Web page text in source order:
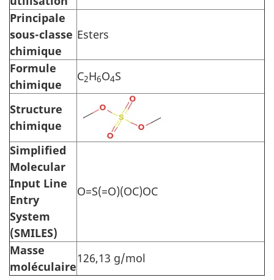
Principale
sous-classe
chimique
Esters
Formule
chimique
C2H6O4S
Structure
chimique
Simplified
Molecular
Input Line
Entry
System
(SMILES)
O=S(=O)(OC)OC
Masse
moléculaire
126,13 g/mol